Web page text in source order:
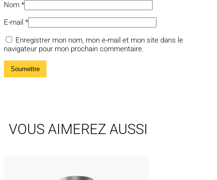
Nom *
E-mail *
Enregistrer mon nom, mon e-mail et mon site dans le
navigateur pour mon prochain commentaire.
VOUS AIMEREZ AUSSI